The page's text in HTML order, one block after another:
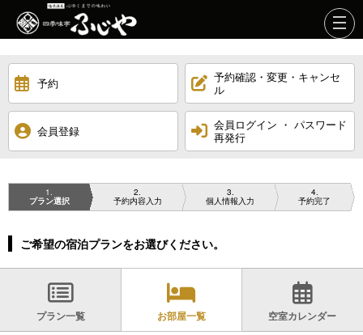
予約
予約確認・変更・キャンセ
ル
会員登録
会員ログイン ・ パスワード
再発行
1
プラン選択
2
予約内容入力
3
個人情報入力
4
予約完了
ご希望の宿泊プランをお選びください。
プラン一覧 お部屋一覧 空室カレンダー